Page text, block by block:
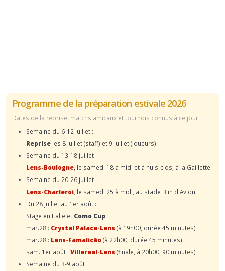
Programme de la préparation estivale 2026
Dates de la reprise, matchs amicaux et tournois connus à ce jour.
Semaine du 6-12 juillet :
Reprise les 8 juillet (staff) et 9 juillet (joueurs)
Semaine du 13-18 juillet :
Lens-Boulogne , le samedi 18 à midi et à huis-clos, à la Gaillette
Semaine du 20-26 juillet :
Lens-Charleroi , le samedi 25 à midi, au stade Blin d'Avion
Du 28 juillet au 1er août :
Stage en Italie et Como Cup
mar.28 : Crystal Palace-Lens (à 19h00, durée 45 minutes)
mar.28 : Lens-Famalicão(à 22h00, durée 45 minutes)
sam. 1er août : Villareal-Lens (finale, à 20h00, 90 minutes)
Semaine du 3-9 août :